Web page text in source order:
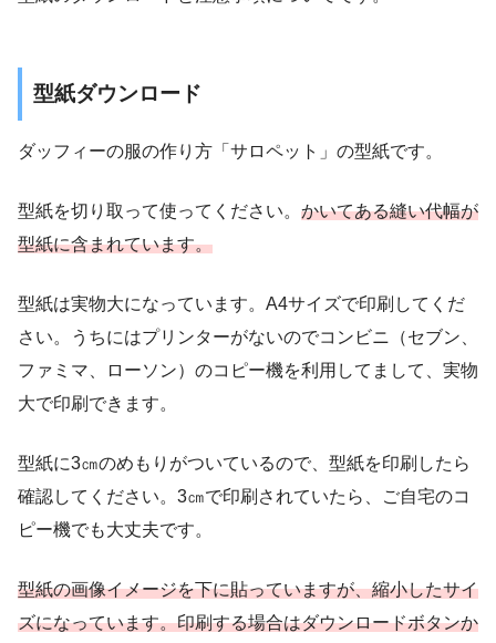
型紙ダウンロード
ダッフィーの服の作り方「サロペット」の型紙です。
型紙を切り取って使ってください。 かいてある縫い代幅が
型紙に含まれています。
型紙は実物大になっています。A4サイズで印刷してくだ
さい。うちにはプリンターがないのでコンビニ（セブン、
ファミマ、ローソン）のコピー機を利用してまして、実物
大で印刷できます。
型紙に3㎝のめもりがついているので、型紙を印刷したら
確認してください。3㎝で印刷されていたら、ご自宅のコ
ピー機でも大丈夫です。
型紙の画像イメージを下に貼っていますが、縮小したサイ
ズになっています。印刷する場合はダウンロードボタンか